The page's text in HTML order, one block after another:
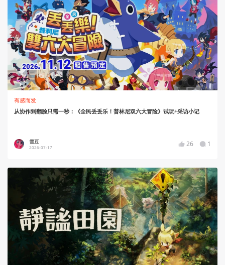
有感而发
从协作到翻脸只需一秒：《全民丢丢乐！普林尼双六大冒险》试玩+采访小记
雪豆
2026-07-17 26 1